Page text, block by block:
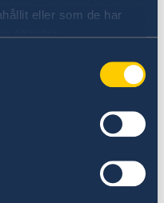
eller som de har
tjänster.
de crimes
estrangeira, pode
ao Ministério